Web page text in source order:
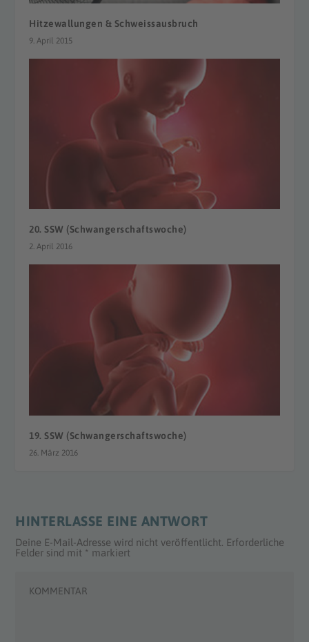
Hitzewallungen & Schweissausbruch
9. April 2015
20. SSW (Schwangerschaftswoche)
2. April 2016
19. SSW (Schwangerschaftswoche)
26. März 2016
HINTERLASSE EINE ANTWORT
Deine E-Mail-Adresse wird nicht veröffentlicht. Erforderliche
Felder sind mit * markiert